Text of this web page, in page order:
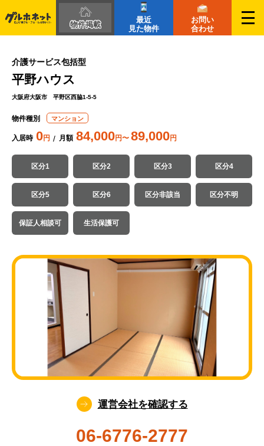
物件掲載
最近
見た物件
お問い
合わせ
介護サービス包括型
平野ハウス
大阪府大阪市 平野区西脇1-5-5
物件種別 マンション
入居時 0円 月額 84,000円〜 89,000円
区分1 区分2 区分3 区分4
区分5 区分6 区分非該当 区分不明
保証人相談可 生活保護可
運営会社を確認する
06-6776-2777